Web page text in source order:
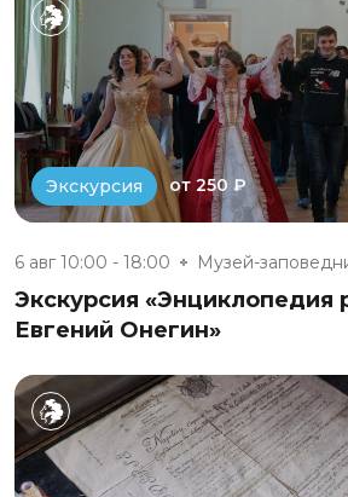
Экскурсия от 250 ₽
6 авг 10:00 - 18:00
Экскурсия «Энциклопедия
Евгений Онегин»